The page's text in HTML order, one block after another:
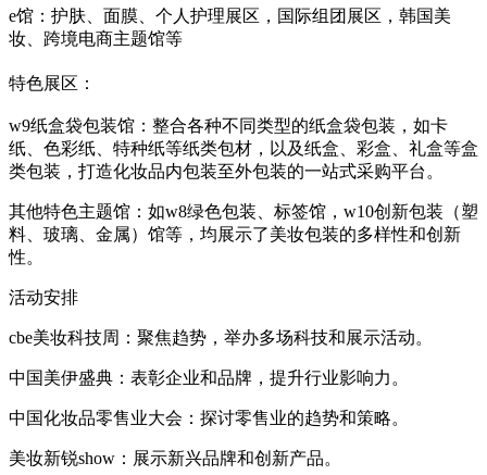
e馆：护肤、面膜、个人护理展区，国际组团展区，韩国美
妆、跨境电商主题馆等
特色展区：
w9纸盒袋包装馆：整合各种不同类型的纸盒袋包装，如卡
纸、色彩纸、特种纸等纸类包材，以及纸盒、彩盒、礼盒等盒
类包装，打造化妆品内包装至外包装的一站式采购平台。
其他特色主题馆：如w8绿色包装、标签馆，w10创新包装（塑
料、玻璃、金属）馆等，均展示了美妆包装的多样性和创新
性。
活动安排
cbe美妆科技周：聚焦趋势，举办多场科技和展示活动。
中国美伊盛典：表彰企业和品牌，提升行业影响力。
中国化妆品零售业大会：探讨零售业的趋势和策略。
美妆新锐show：展示新兴品牌和创新产品。